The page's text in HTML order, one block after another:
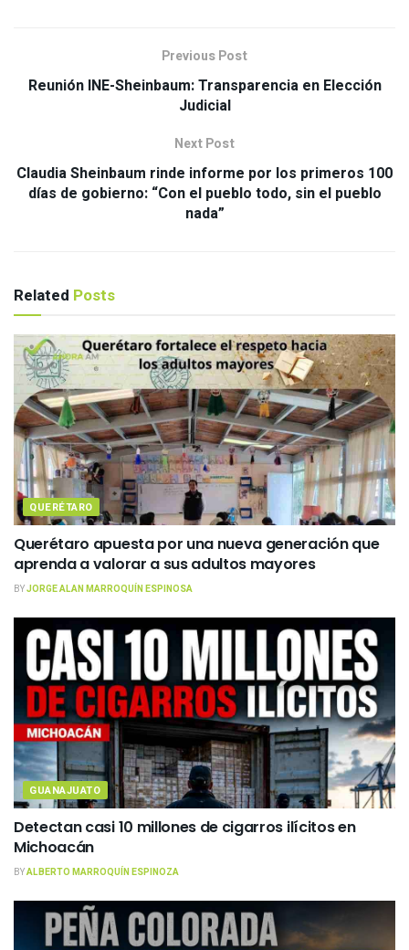
Previous Post
Reunión INE-Sheinbaum: Transparencia en Elección
Judicial
Next Post
Claudia Sheinbaum rinde informe por los primeros 100
días de gobierno: “Con el pueblo todo, sin el pueblo
nada”
Related Posts
QUERÉTARO
Querétaro apuesta por una nueva generación que
aprenda a valorar a sus adultos mayores
BYJORGE ALAN MARROQUÍN ESPINOSA
GUANAJUATO
Detectan casi 10 millones de cigarros ilícitos en
Michoacán
BYALBERTO MARROQUÍN ESPINOZA